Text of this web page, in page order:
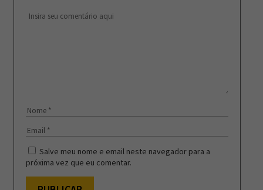
Salve meu nome e email neste navegador para a
próxima vez que eu comentar.